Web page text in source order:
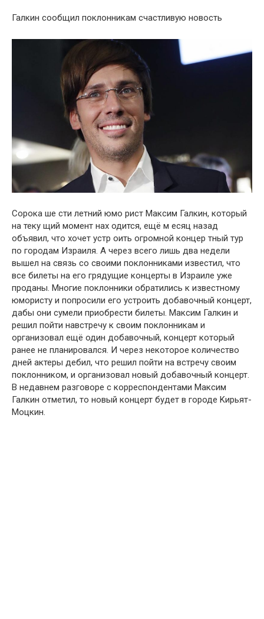
Галкин сообщил поклонникам счастливую новость
Сорока ше сти летний юмо рист Максим Галкин, который
на теку щий момент нах одится, ещё м есяц назад
объявил, что хочет устр оить огромной концер тный тур
по городам Израиля. А через всего лишь два недели
вышел на связь со своими поклонниками известил, что
все билеты на его грядущие концерты в Израиле уже
проданы. Многие поклонники обратились к известному
юмористу и попросили его устроить добавочный концерт,
дабы они сумели приобрести билеты. Максим Галкин и
решил пойти навстречу к своим поклонникам и
организовал ещё один добавочный, концерт который
ранеe не планировался. И через некоторое количество
дней актеры дебил, что решил пойти на встречу своим
поклонником, и организовал новый добавочный концерт.
В недавнем разговоре с корреспондентами Максим
Галкин отметил, то новый концерт будет в городе Kирьят-
Mоцкин.